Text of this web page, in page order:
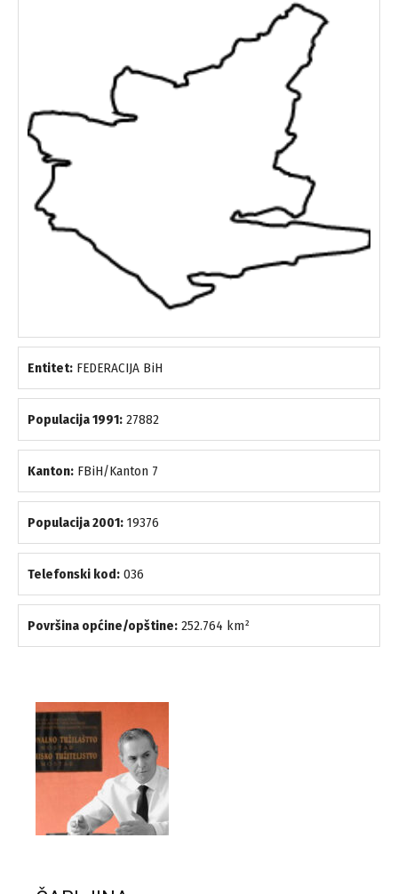
Entitet: FEDERACIJA BiH
Populacija 1991: 27882
Kanton: FBiH/Kanton 7
Populacija 2001: 19376
Telefonski kod: 036
Površina općine/opštine: 252.764 km²